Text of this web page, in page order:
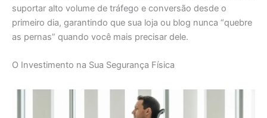
suportar alto volume de tráfego e conversão desde o
primeiro dia, garantindo que sua loja ou blog nunca “quebre
as pernas” quando você mais precisar dele.
O Investimento na Sua Segurança Física